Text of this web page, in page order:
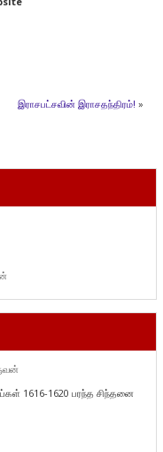
இராசபட்சவின் இராசதந்திரம்! »
1616-1620 பரந்த சிந்தனை